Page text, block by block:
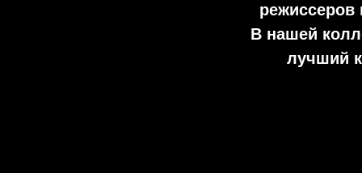
В нашей
лучший